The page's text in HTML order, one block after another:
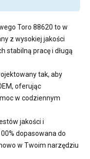
Toro 88620 to w
z wysokiej jakości
stabilną pracę i długą
tak, aby
oferując
w codziennym
jakości i
dopasowana do
w Twoim narzędziu